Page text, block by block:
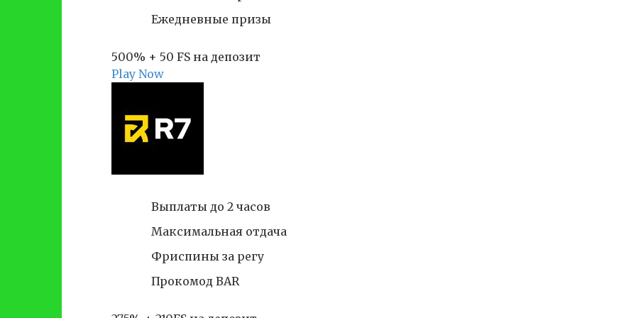
Ежедневные призы
500% + 50 FS на депозит
Play Now
Выплаты до 2 часов
Максимальная отдача
Фриспины за регу
Прокомод BAR